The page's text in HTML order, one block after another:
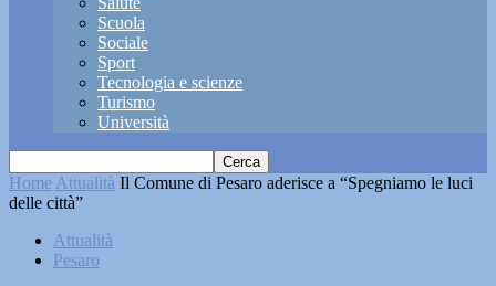
Scuola
Sociale
Sport
Tecnologia e scienze
Turismo
Università
Home Attualità Il Comune di Pesaro aderisce a “Spegniamo le luci
delle città”
Attualità
Pesaro